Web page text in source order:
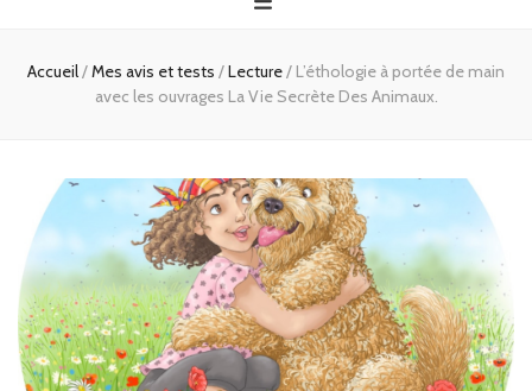
Accueil/Mes avis et tests /Lecture/ L’éthologie à portée de main
avec les ouvrages La Vie Secrète Des Animaux.